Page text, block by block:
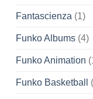
Fantascienza (1)
Funko Albums(4)
Funko Animation
Funko Basketball